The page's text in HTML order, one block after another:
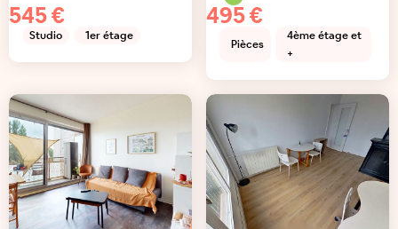
545 €
Studio 1er étage
495 €
Pièces
4ème étage et
+